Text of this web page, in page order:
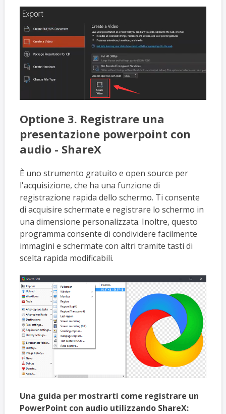
Optione 3. Registrare una
presentazione powerpoint con
audio - ShareX
È uno strumento gratuito e open source per
l'acquisizione, che ha una funzione di
registrazione rapida dello schermo. Ti consente
di acquisire schermate e registrare lo schermo in
una dimensione personalizzata. Inoltre, questo
programma consente di condividere facilmente
immagini e schermate con altri tramite tasti di
scelta rapida modificabili.
Una guida per mostrarti come registrare un
PowerPoint con audio utilizzando ShareX: